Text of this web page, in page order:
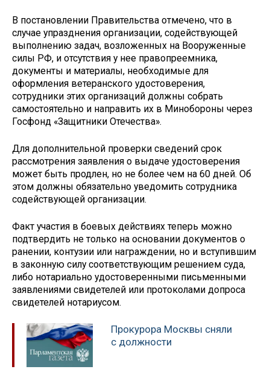
В постановлении Правительства отмечено, что в
случае упразднения организации, содействующей
выполнению задач, возложенных на Вооруженные
силы РФ, и отсутствия у нее правопреемника,
документы и материалы, необходимые для
оформления ветеранского удостоверения,
сотрудники этих организаций должны собрать
самостоятельно и направить их в Минобороны через
Госфонд «Защитники Отечества».
Для дополнительной проверки сведений срок
рассмотрения заявления о выдаче удостоверения
может быть продлен, но не более чем на 60 дней. Об
этом должны обязательно уведомить сотрудника
содействующей организации.
Факт участия в боевых действиях теперь можно
подтвердить не только на основании документов о
ранении, контузии или награждении, но и вступившим
в законную силу соответствующим решением суда,
либо нотариально удостоверенными письменными
заявлениями свидетелей или протоколами допроса
свидетелей нотариусом.
Прокурора Москвы сняли
c должности